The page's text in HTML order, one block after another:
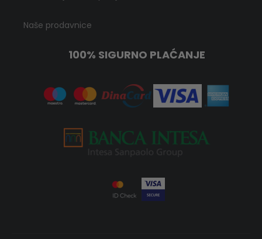
Naše prodavnice
100% SIGURNO PLAĆANJE